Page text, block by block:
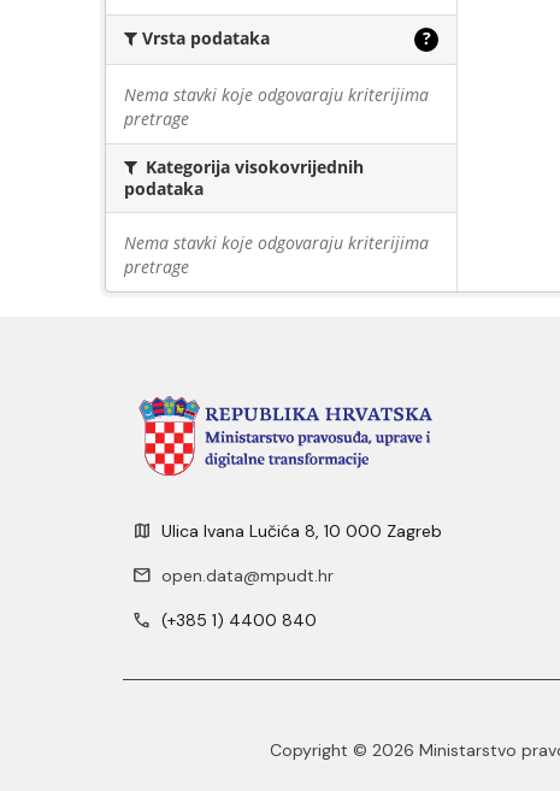
Vrsta podataka ?
Nema stavki koje odgovaraju kriterijima
pretrage
Kategorija visokovrijednih
podataka
Nema stavki koje odgovaraju kriterijima
pretrage